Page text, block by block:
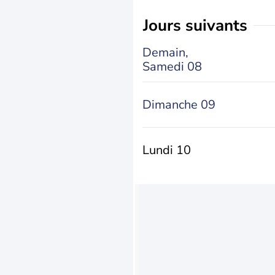
jours suivants
Demain,
Samedi 08
Dimanche 09
Lundi 10